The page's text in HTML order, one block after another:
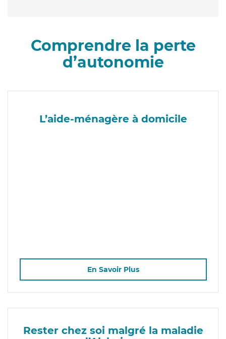
Comprendre la perte
d’autonomie
L’aide-ménagère à domicile
En Savoir Plus
Rester chez soi malgré la maladie